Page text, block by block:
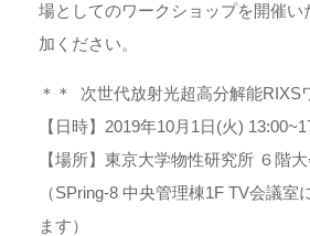
場としてのワークショップを開催い
加ください。
＊＊ 次世代放射光超高分解能RIXS
【日時】2019年10月1日(火)
【場所】東京大学物性研究所 ６階
（SPring-8 中央管理棟1F TV会議室
ます）